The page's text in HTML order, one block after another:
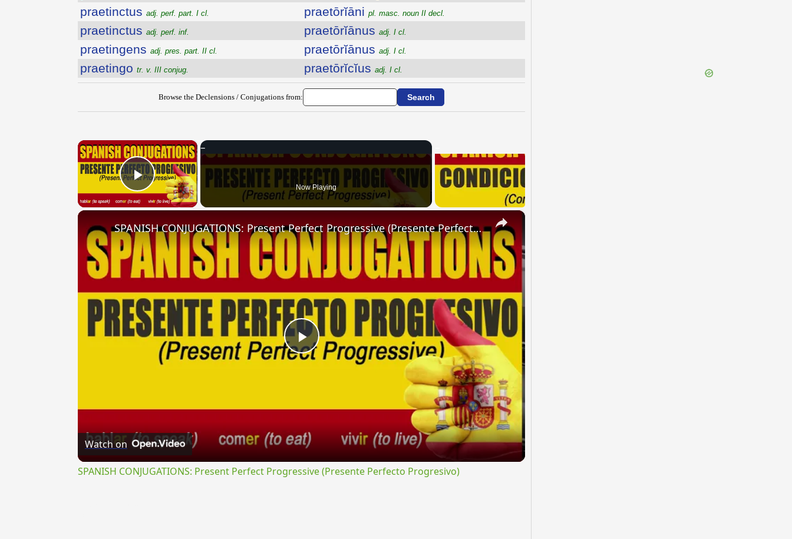
praetinctus adj. perf. part. I cl.
praetinctus adj. perf. inf.
praetingens adj. pres. part. II cl.
praetingo tr. v. III conjug.
praetōrĭāni pl. masc. noun II decl.
praetōrĭānus adj. I cl.
praetōrĭānus adj. I cl.
praetōrĭcĭus adj. I cl.
Browse the Declensions / Conjugations from:
×
Play Video Now Playing
×
Play
SPANISH CONJUGATIONS: Present Perfect Progressive (Presente Perfecto Progresivo)
Watch on
SPANISH CONJUGATIONS: Present Perfect Progressive (Presente Perfecto Progresivo)